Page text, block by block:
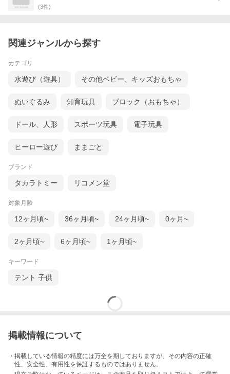
(3件)
関連ジャンルから探す
カテゴリ
水遊び（遊具） その他ベビー、キッズおもちゃ
ぬいぐるみ 知育玩具 ブロック（おもちゃ）
ドール、人形 スポーツ玩具 電子玩具
ヒーロー遊び ままごと
ブランド
タカラトミー リコメン堂
対象月齢
12ヶ月頃~ 36ヶ月頃~ 24ヶ月頃~ 0ヶ月~
2ヶ月頃~ 6ヶ月頃~ 1ヶ月頃~
キーワード
テント 子供
掲載情報について
・掲載している情報の精度には万全を期しておりますが、その内容の正確
性、安全性、有用性を保証するものではありません。